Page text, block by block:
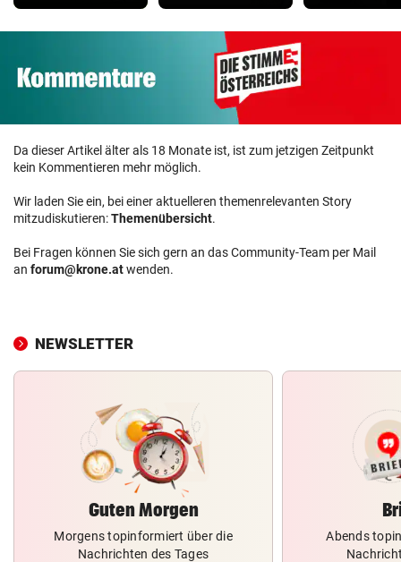
Da dieser Artikel älter als 18 Monate ist, ist zum jetzigen Zeitpunkt
kein Kommentieren mehr möglich.
Wir laden Sie ein, bei einer aktuelleren themenrelevanten Story
mitzudiskutieren:Themenübersicht.
Bei Fragen können Sie sich gern an das Community-Team per Mail
an forum@krone.atwenden.
NEWSLETTER
Guten Morgen
Morgens topinformiert über die
Nachrichten des Tages
Abends